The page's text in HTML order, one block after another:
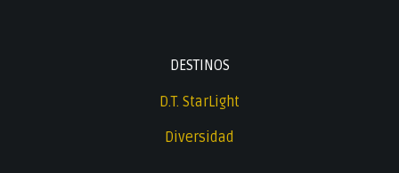
DESTINOS
D.T. StarLight
Diversidad